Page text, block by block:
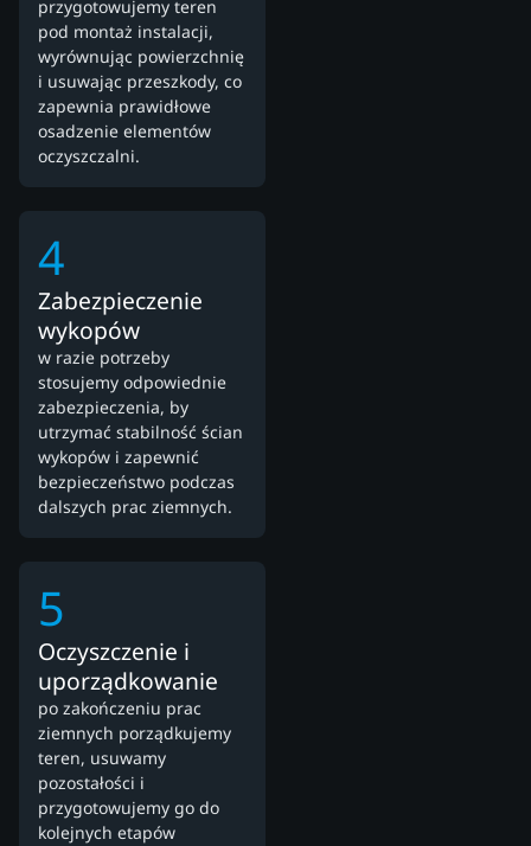
przygotowujemy teren
pod montaż instalacji,
wyrównując powierzchnię
i usuwając przeszkody, co
zapewnia prawidłowe
osadzenie elementów
oczyszczalni.
4
Zabezpieczenie
wykopów
w razie potrzeby
stosujemy odpowiednie
zabezpieczenia, by
utrzymać stabilność ścian
wykopów i zapewnić
bezpieczeństwo podczas
dalszych prac ziemnych.
5
Oczyszczenie i
uporządkowanie
po zakończeniu prac
ziemnych porządkujemy
teren, usuwamy
pozostałości i
przygotowujemy go do
kolejnych etapów